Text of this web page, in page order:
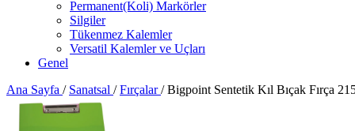
Permanent(Koli) Markörler
Silgiler
Tükenmez Kalemler
Versatil Kalemler ve Uçları
Genel
Ana Sayfa / Sanatsal / Fırçalar/ Bigpoint Sentetik Kıl Bıçak Fırça